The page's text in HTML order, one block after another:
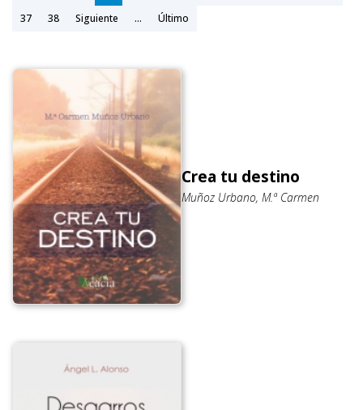
37
38 Siguiente ... Último
Crea tu destino
Muñoz Urbano, M.ª Carmen